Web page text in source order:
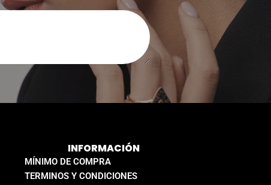
INFORMACIÓN
MÍNIMO DE COMPRA
TERMINOS Y CONDICIONES